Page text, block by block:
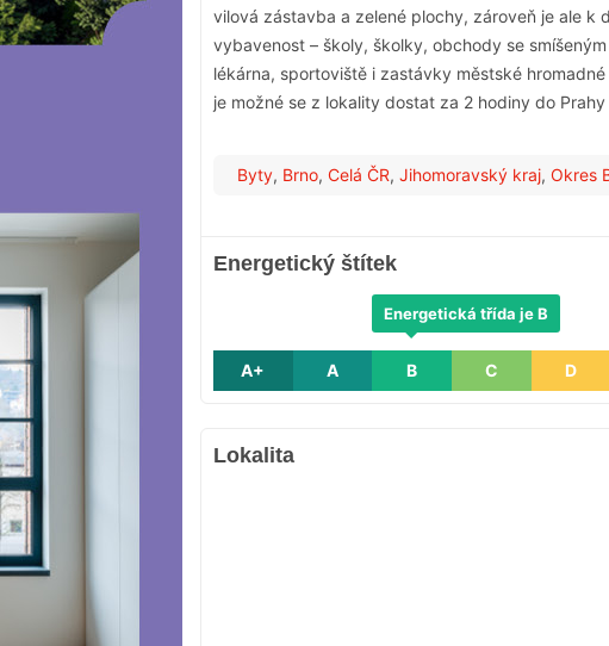
vilová zástavba a zelené plochy, zároveň je ale k
vybavenost – školy, školky, obchody se
lékárna, sportoviště i zastávky městské
je možné se z lokality dostat za 2 hodiny do
Byty, Brno, Celá ČR, Jihomoravský kraj, Okres
Energetický štítek
A+ A B
Energetická třída je B
C D
Lokalita